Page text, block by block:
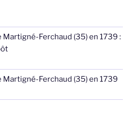
Martigné-Ferchaud (35) en 1739 :
Martigné-Ferchaud (35) en 1739